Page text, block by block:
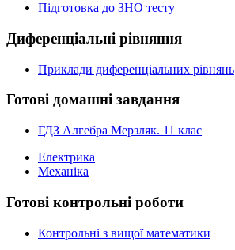
Підготовка до ЗНО тесту
Диференціальні рівняння
Приклади диференціальних рівнянь
Готові домашні завдання
ГДЗ Алгебра Мерзляк. 11 клас
Електрика
Механіка
Готові контрольні роботи
Контрольні з вищої математики